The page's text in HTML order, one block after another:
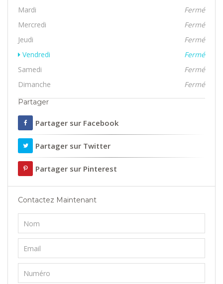
Mardi
Fermé
Mercredi
Fermé
Jeudi
Fermé
Vendredi
Fermé
Samedi
Fermé
Dimanche
Fermé
Partager
Partager sur Facebook
Partager sur Twitter
Partager sur Pinterest
Contactez Maintenant